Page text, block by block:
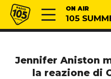
Vai al contenuto
Radio 105 ON AIR
105
Jennifer Aniston
la reazione di